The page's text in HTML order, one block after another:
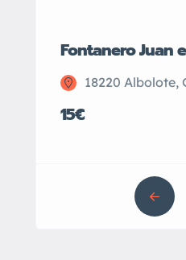
Fontanero Juan
18220 Albolote,
15€